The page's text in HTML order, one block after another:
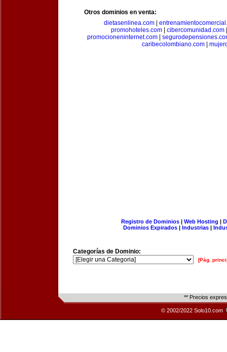
Otros dominios en venta:
dietasenlinea.com|
promohoteles.com
cibercomunidad.com
promocioneninternet.com|
caribecolombiano.com|
Registro de Dominios| Web Hosting |
Dominios Expirados | Industrias |
Categorías de Dominio:
[Pág.
** Precios
© 2002/2022 Solo10.com